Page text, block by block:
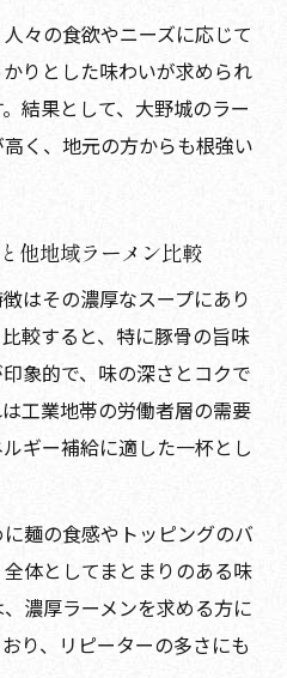
々の食欲やニーズに応じて
りとした味わいが求められ
結果として、大野城のラー
く、地元の方からも根強い
他地域ラーメン比較
はその濃厚なスープにあり
較すると、特に豚骨の旨味
象的で、味の深さとコクで
工業地帯の労働者層の需要
ギー補給に適した一杯とし
麺の食感やトッピングのバ
体としてまとまりのある味
濃厚ラーメンを求める方に
り、リピーターの多さにも